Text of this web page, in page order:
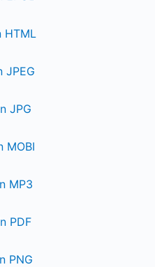
HTML
JPEG
JPG
MOBI
MP3
PDF
PNG